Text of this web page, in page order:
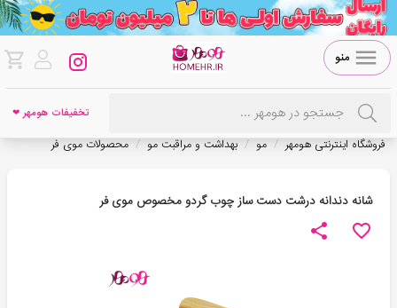
منو
تخفیفات هومهر ❤
فروشگاه اینترنتی هومهر / مو / بهداشت و مراقبت مو / محصولات موی فر
شانه دندانه درشت دست ساز چوب گردو مخصوص موی فر